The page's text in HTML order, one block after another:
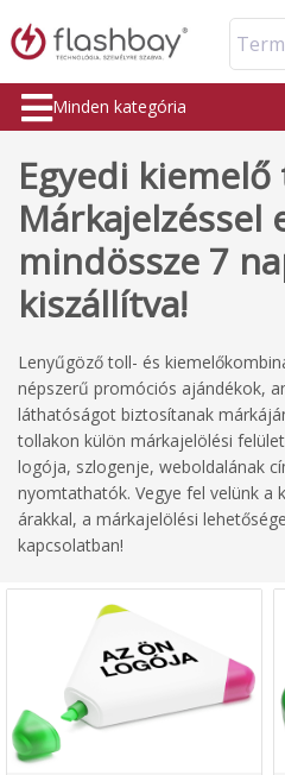
Minden kategória
Egyedi kiemelő
Márkajelzéssel
mindössze 7
kiszállítva!
Lenyűgöző toll- és
népszerű promóciós ajándékok,
láthatóságot biztosítanak
tollakon külön márkajelölési
logója, szlogenje, weboldalának
nyomtathatók. Vegye fel velünk a
árakkal, a márkajelölési
kapcsolatban!